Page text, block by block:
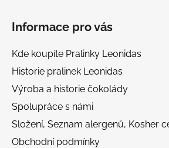
v
p
Informace pro vás
Kde koupíte Pralinky Leonidas
Historie pralinek Leonidas
Výroba a historie čokolády
Spolupráce s námi
Složení, Seznam alergenů, Kosher
Obchodní podmínky